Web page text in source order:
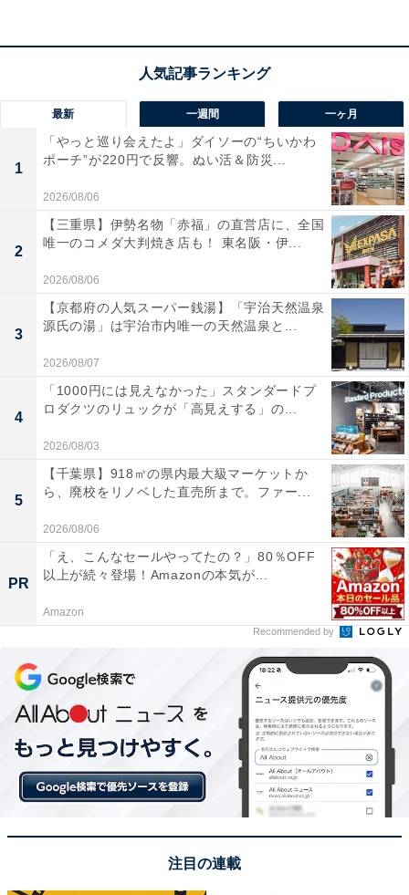
Anker「PowerPort III」
Anker PowerPort III 3-Port 65W Pod ブラック
Amazonで見る
Anker「Nano USB-C & HDMI ケーブル」
最新 一週間 一ヶ月
1
「やっと巡り会えたよ」ダイソーの“ちいかわ
ポーチ”が220円で反響。ぬい活＆防災...
2026/08/06
2
【三重県】伊勢名物「赤福」の直営店に、全国
唯一のコメダ大判焼き店も！ 東名阪・伊...
2026/08/06
3
【京都府の人気スーパー銭湯】「宇治天然温泉
源氏の湯」は宇治市内唯一の天然温泉と...
2026/08/07
4
「1000円には見えなかった」スタンダードプ
ロダクツのリュックが「高見えする」の...
2026/08/03
5
【千葉県】918㎡の県内最大級マーケットか
ら、廃校をリノベした直売所まで。ファー...
2026/08/06
PR
「え、こんなセールやってたの？」80％OFF
以上が続々登場！Amazonの本気が...
Amazon
Recommended by
注目の連載